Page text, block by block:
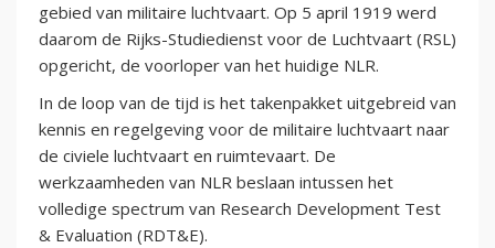
gebied van militaire luchtvaart. Op 5 april 1919 werd
daarom de Rijks-Studiedienst voor de Luchtvaart (RSL)
opgericht, de voorloper van het huidige NLR.
In de loop van de tijd is het takenpakket uitgebreid van
kennis en regelgeving voor de militaire luchtvaart naar
de civiele luchtvaart en ruimtevaart. De
werkzaamheden van NLR beslaan intussen het
volledige spectrum van Research Development Test
& Evaluation (RDT&E).